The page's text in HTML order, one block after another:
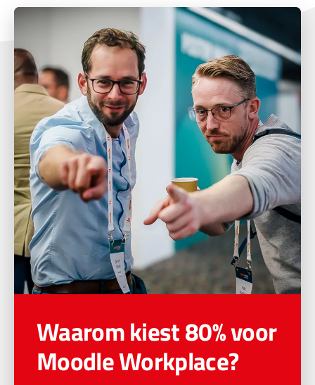
Waarom kiest 80% voor
Moodle Workplace?